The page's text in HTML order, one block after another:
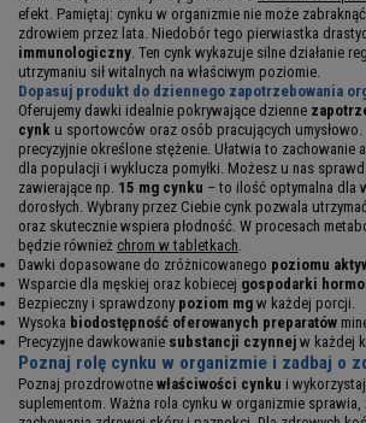
efekt. Pamiętaj: cynku w organizmie nie może
zdrowiem przez lata. Niedobór tego pierwiastka
immunologiczny . Ten cynk wykazuje silne działanie
utrzymaniu sił witalnych na właściwym poziomie.
Dopasuj produkt do dziennego zapotrzebowania
Oferujemy dawki idealnie pokrywające dzienne
cynk u sportowców oraz osób pracujących
precyzyjnie określone stężenie. Ułatwia to zachowanie
dla populacji i wyklucza pomyłki. Możesz u nas
zawierające np. 15 mg cynku – to ilość optymalna dla
dorosłych. Wybrany przez Ciebie cynk pozwala
oraz skutecznie wspiera płodność. W procesach
będzie również chrom w tabletkach
Dawki dopasowane do zróżnicowanego poziomu
Wsparcie dla męskiej oraz kobiecej gospodarki
Bezpieczny i sprawdzony poziom mg w każdej porcji.
Wysoka biodostępność oferowanych preparatów
Precyzyjne dawkowanie substancji czynnej w każdej
Poznaj rolę cynku w organizmie i zadbaj o
Poznaj prozdrowotne właściwości cynku i
suplementom. Ważna rola cynku w organizmie